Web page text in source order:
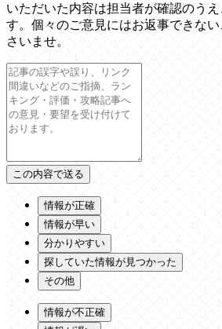
いただいた内容は担当者が確認のう
す。個々のご意見にはお返事できな
さいませ。
情報が正確
情報が早い
分かりやすい
探していた情報が見つかった
その他
情報が不正確